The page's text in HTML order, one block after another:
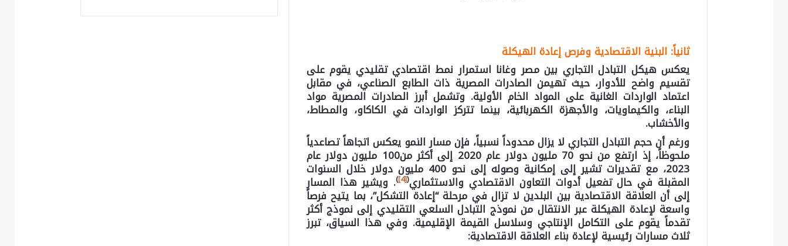
ثانياً: البنية الاقتصادية وفرص إعادة الهيكلة
يعكس هيكل التبادل التجاري بين مصر وغانا استمرار نمط اقتصادي تقليدي يقوم على
تقسيم واضح للأدوار، حيث تهيمن الصادرات المصرية ذات الطابع الصناعي، في مقابل
اعتماد الواردات الغانية على المواد الخام الأولية. وتشمل أبرز الصادرات المصرية مواد
البناء، والكيماويات، والأجهزة الكهربائية، بينما تتركز الواردات في الكاكاو، والمطاط،
والأخشاب.
ورغم أن حجم التبادل التجاري لا يزال محدوداً نسبياً، فإن مسار النمو يعكس اتجاهاً تصاعدياً
ملحوظاً، إذ ارتفع من نحو 70 مليون دولار عام 2020 إلى أكثر من100 مليون دولار عام
2023، مع تقديرات تشير إلى إمكانية وصوله إلى نحو 400 مليون دولار خلال السنوات
المقبلة في حال تفعيل أدوات التعاون الاقتصادي والاستثماري(
[4]
). ويشير هذا المسار
إلى أن العلاقة الاقتصادية بين البلدين لا تزال في مرحلة “إعادة التشكل”، بما يتيح فرصاً
واسعة لإعادة الهيكلة عبر الانتقال من نموذج التبادل السلعي التقليدي إلى نموذج أكثر
تقدماً يقوم على التكامل الإنتاجي وسلاسل القيمة الإقليمية. وفي هذا السياق، تبرز
ثلاث مسارات رئيسية لإعادة بناء العلاقة الاقتصادية: